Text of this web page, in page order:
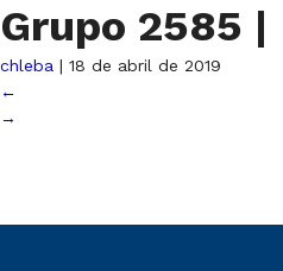
Grupo 2585 |
chleba | 18 de abril de 2019
←
→